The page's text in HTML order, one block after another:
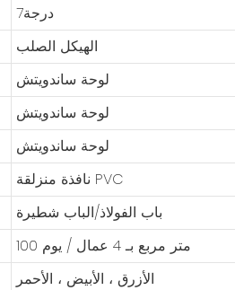
درجة7
الهيكل الصلب
لوحة ساندويتش
لوحة ساندويتش
لوحة ساندويتش
نافذة منزلقة PVC
باب الفولاذ/الباب شطيرة
100 متر مربع بـ 4 عمال / يوم
الأزرق ، الأبيض ، الأحمر